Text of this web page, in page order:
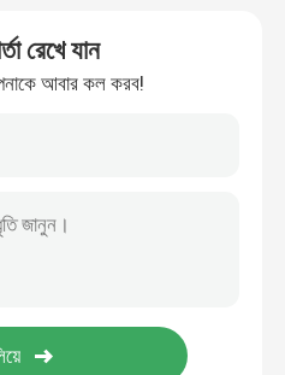
রেখে যান
আবার কল করব!